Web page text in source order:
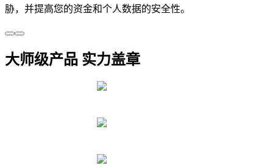
胁，并提高您的资金和个人数据的安全性。
大师级产品 实力盖章